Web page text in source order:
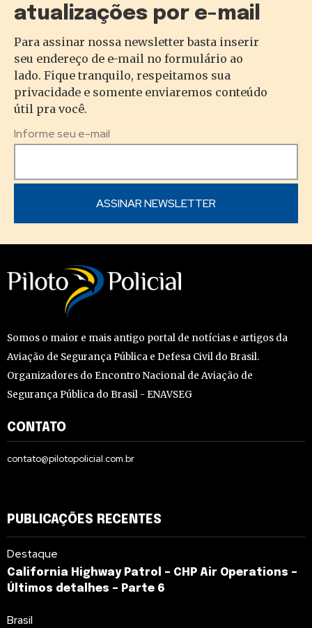
atualizações por e-mail
Para assinar nossa newsletter basta inserir
seu endereço de e-mail no formulário ao
lado. Fique tranquilo, respeitamos sua
privacidade e somente enviaremos conteúdo
útil pra você.
Informe seu e-mail
Somos o maior e mais antigo portal de notícias e artigos da
Aviação de Segurança Pública e Defesa Civil do Brasil.
Organizadores do Encontro Nacional de Aviação de
Segurança Pública do Brasil - ENAVSEG
CONTATO
contato@pilotopolicial.com.br
PUBLICAÇÕES RECENTES
Destaque
California Highway Patrol – CHP Air Operations –
Últimos detalhes – Parte 6
Brasil